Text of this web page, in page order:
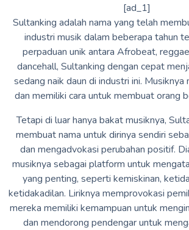
[ad_1]
Sultanking adalah nama yang telah
industri musik dalam beberapa tahun
perpaduan unik antara Afrobeat,
dancehall, Sultanking dengan cepat
sedang naik daun di industri ini. Musiknya
dan memiliki cara untuk membuat orang
Tetapi di luar hanya bakat musiknya,
membuat nama untuk dirinya sendiri
dan mengadvokasi perubahan positif.
musiknya sebagai platform untuk
yang penting, seperti kemiskinan,
ketidakadilan. Liriknya memprovokasi
mereka memiliki kemampuan untuk
dan mendorong pendengar untuk